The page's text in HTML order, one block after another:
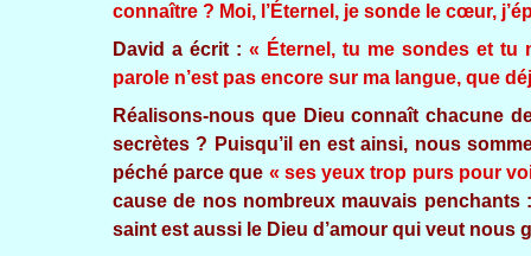
connaître ? Moi, l’Éternel, je sonde le cœur,
David a écrit : « Éternel, tu me sondes et
parole n’est pas encore sur ma langue, que
Réalisons-nous que Dieu connaît chacune
secrètes ? Puisqu’il en est ainsi, nous
péché parce que « ses yeux trop purs pour
cause de nos nombreux mauvais penchants
saint est aussi le Dieu d’amour qui veut nous